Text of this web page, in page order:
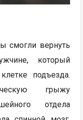
смогли вернуть
который
подъезда.
грыжу
отдела